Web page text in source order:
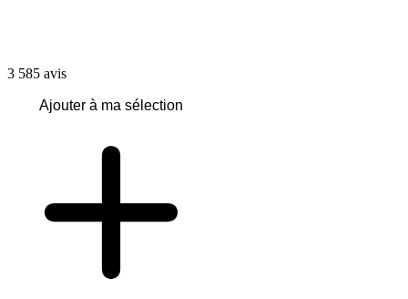
3 585 avis
Ajouter à ma sélection